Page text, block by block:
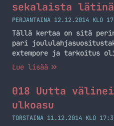
Muuta? Ja lopuksi niitä
sekalaista
PERJANTAINA 12.12.2014 KLO
Tällä kertaa on sitä
pari
extempore ja tarkoitus
livehommana, mutta
Lue lisää
018 Uutta
ulkoasu
TORSTAINA 11.12.2014 KLO